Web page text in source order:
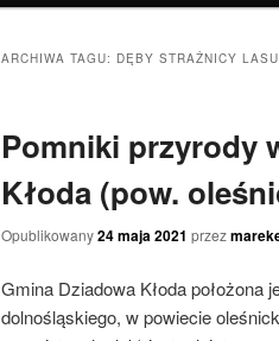
ARCHIWA TAGU: DĘBY STRAŻNICY LASU
Pomniki przyrody
Kłoda (pow.
Opublikowany24 maja 2021 przez
Gmina Dziadowa Kłoda
dolnośląskiego, w powiecie